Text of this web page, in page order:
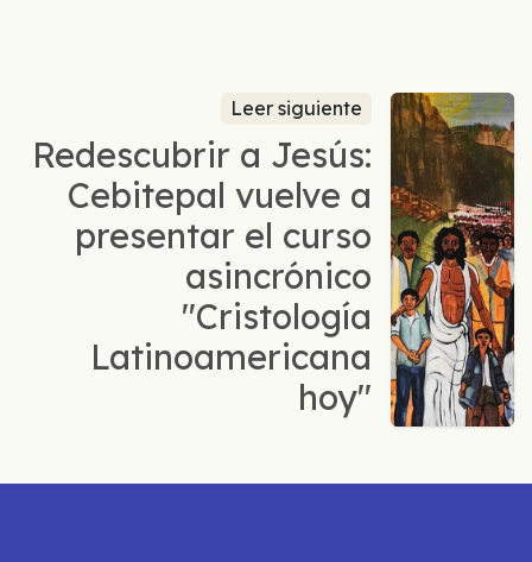
Leer siguiente
Redescubrir a Jesús:
Cebitepal vuelve a
presentar el curso
asincrónico
"Cristología
Latinoamericana
hoy"